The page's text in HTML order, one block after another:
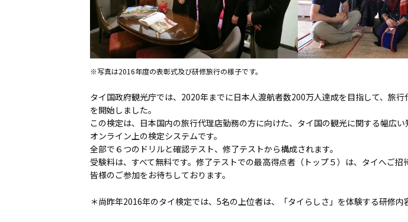
※写真は2016年度の表彰式及び研修旅行の様子です。
タイ国政府観光庁では、2020年までに日本人渡航者数200万人達成を目指して、旅行
を開始しました。
この検定は、日本国内の旅行代理店勤務の方に向けた、タイ国の観光に関する幅広い
オンライン上の検定システムです。
全部で６つのドリルと確認テスト、修了テストから構成されます。
受験料は、すべて無料です。修了テストでの最高得点者（トップ５）は、タイへご招
皆様のご参加をお待ちしております。
＊尚昨年2016年のタイ検定では、5名の上位者は、「タイらしさ」を体験する研修内